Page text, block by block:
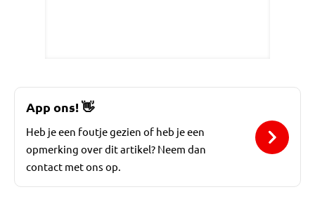
App ons!👋
Heb je een foutje gezien of heb je een
opmerking over dit artikel? Neem dan
contact met ons op.